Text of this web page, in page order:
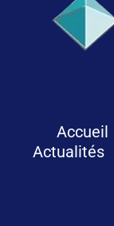
Accueil
Actualités